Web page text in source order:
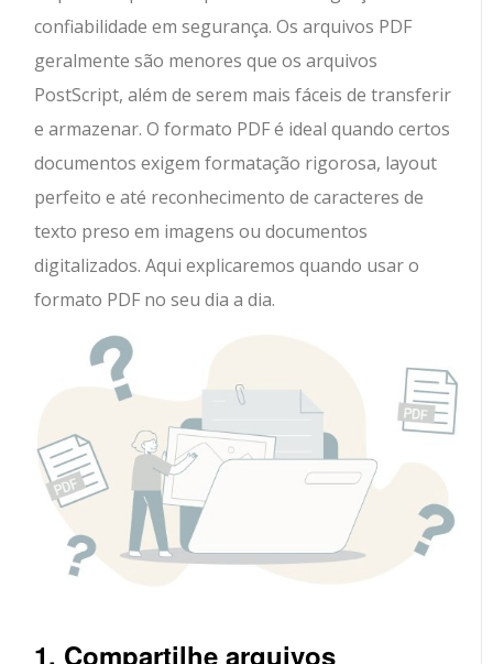
confiabilidade em segurança. Os arquivos PDF
geralmente são menores que os arquivos
PostScript, além de serem mais fáceis de transferir
e armazenar. O formato PDF é ideal quando certos
documentos exigem formatação rigorosa, layout
perfeito e até reconhecimento de caracteres de
texto preso em imagens ou documentos
digitalizados. Aqui explicaremos quando usar o
formato PDF no seu dia a dia.
1. Compartilhe arquivos